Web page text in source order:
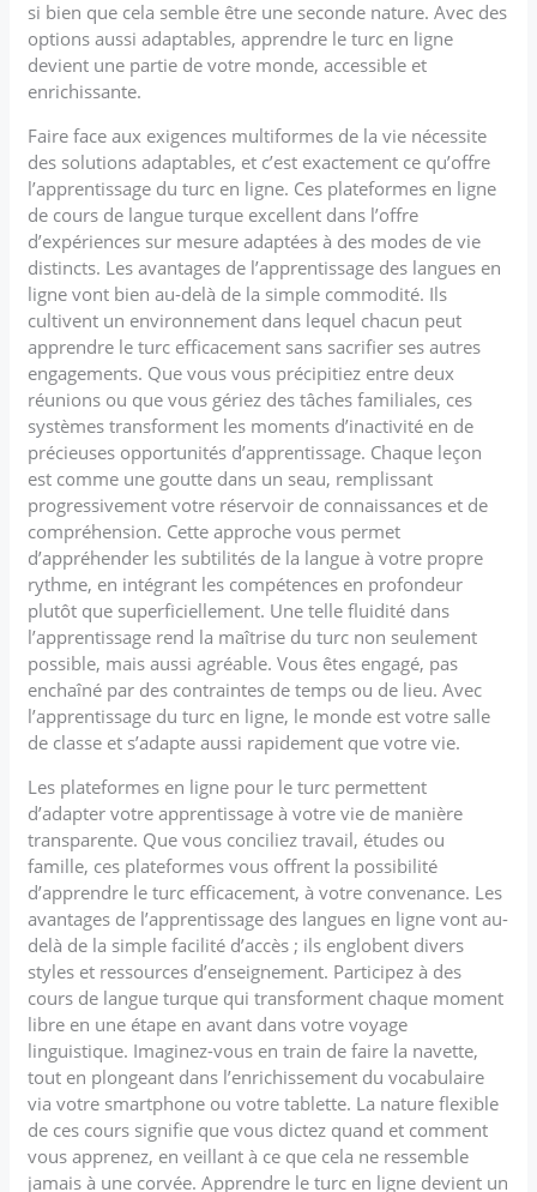
si bien que cela semble être une seconde nature. Avec des
options aussi adaptables, apprendre le turc en ligne
devient une partie de votre monde, accessible et
enrichissante.
Faire face aux exigences multiformes de la vie nécessite
des solutions adaptables, et c’est exactement ce qu’offre
l’apprentissage du turc en ligne. Ces plateformes en ligne
de cours de langue turque excellent dans l’offre
d’expériences sur mesure adaptées à des modes de vie
distincts. Les avantages de l’apprentissage des langues en
ligne vont bien au-delà de la simple commodité. Ils
cultivent un environnement dans lequel chacun peut
apprendre le turc efficacement sans sacrifier ses autres
engagements. Que vous vous précipitiez entre deux
réunions ou que vous gériez des tâches familiales, ces
systèmes transforment les moments d’inactivité en de
précieuses opportunités d’apprentissage. Chaque leçon
est comme une goutte dans un seau, remplissant
progressivement votre réservoir de connaissances et de
compréhension. Cette approche vous permet
d’appréhender les subtilités de la langue à votre propre
rythme, en intégrant les compétences en profondeur
plutôt que superficiellement. Une telle fluidité dans
l’apprentissage rend la maîtrise du turc non seulement
possible, mais aussi agréable. Vous êtes engagé, pas
enchaîné par des contraintes de temps ou de lieu. Avec
l’apprentissage du turc en ligne, le monde est votre salle
de classe et s’adapte aussi rapidement que votre vie.
Les plateformes en ligne pour le turc permettent
d’adapter votre apprentissage à votre vie de manière
transparente. Que vous conciliez travail, études ou
famille, ces plateformes vous offrent la possibilité
d’apprendre le turc efficacement, à votre convenance. Les
avantages de l’apprentissage des langues en ligne vont au-
delà de la simple facilité d’accès ; ils englobent divers
styles et ressources d’enseignement. Participez à des
cours de langue turque qui transforment chaque moment
libre en une étape en avant dans votre voyage
linguistique. Imaginez-vous en train de faire la navette,
tout en plongeant dans l’enrichissement du vocabulaire
via votre smartphone ou votre tablette. La nature flexible
de ces cours signifie que vous dictez quand et comment
vous apprenez, en veillant à ce que cela ne ressemble
jamais à une corvée. Apprendre le turc en ligne devient un